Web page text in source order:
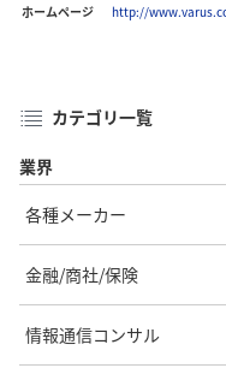
ホームページ http://
カテゴリ一覧
業界
各種メーカー
金融/商社/保険
情報通信コンサル